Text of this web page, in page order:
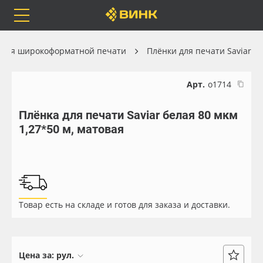
Каталог
Бренды
Доставка
Весь каталог
Самоклеящиеся плёнки
Листовые материалы
широкоформатной печати Плёнки для печати Saviar
Арт. о1714
Плёнка для печати Saviar белая 80 мкм
1,27*50 м, матовая
Товар есть на складе и готов для заказа и доставки.
Цена за: рул.